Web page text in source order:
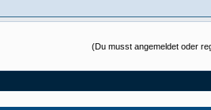
(Du musst angemeldet oder